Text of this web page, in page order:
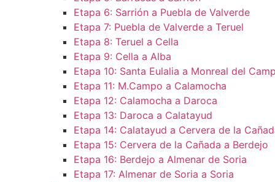
Etapa 6: Sarrión a Puebla de Valverde
Etapa 7: Puebla de Valverde a Teruel
Etapa 8: Teruel a Cella
Etapa 9: Cella a Alba
Etapa 10: Santa Eulalia a Monreal del
Etapa 11: M.Campo a Calamocha​
Etapa 12: Calamocha a Daroca ​
Etapa 13: Daroca a Calatayud
Etapa 14: Calatayud a Cervera de la
Etapa 15: Cervera de la Cañada a Berdejo
Etapa 16: Berdejo a Almenar de Soria
Etapa 17: Almenar de Soria a Soria ​